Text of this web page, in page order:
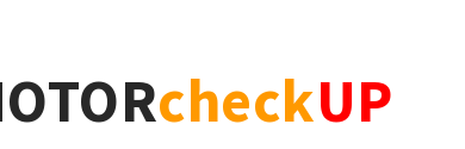
checkUP